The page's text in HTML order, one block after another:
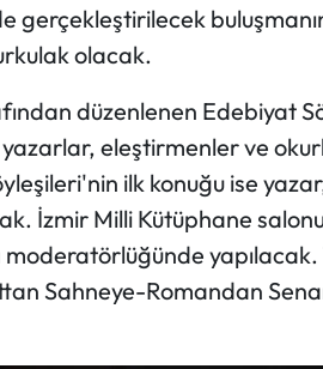
gerçekleştirilecek
olacak.
düzenlenen Edebiyat
yazarlar, eleştirmenler ve
ilk konuğu ise
İzmir Milli Kütüphane
yapılacak.
Sahneye-Romandan